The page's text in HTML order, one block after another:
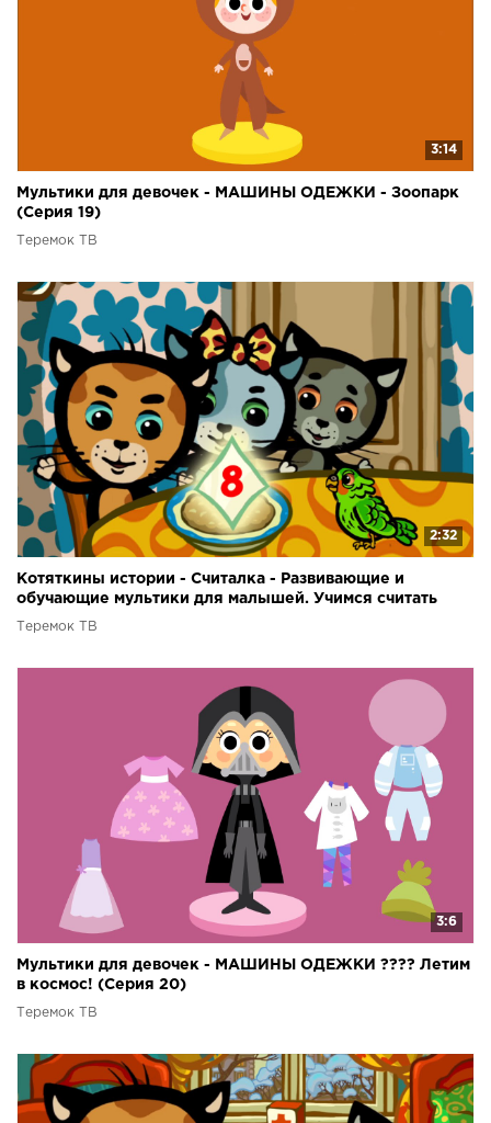
3:14
Мультики для девочек - МАШИНЫ ОДЕЖКИ - Зоопарк
(Серия 19)
Теремок ТВ
2:32
Котяткины истории - Считалка - Развивающие и
обучающие мультики для малышей. Учимся считать
Теремок ТВ
3:6
Мультики для девочек - МАШИНЫ ОДЕЖКИ ???? Летим
в космос! (Серия 20)
Теремок ТВ